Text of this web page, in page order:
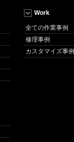
Work
全ての作業事例
修理事例
カスタマイズ事例